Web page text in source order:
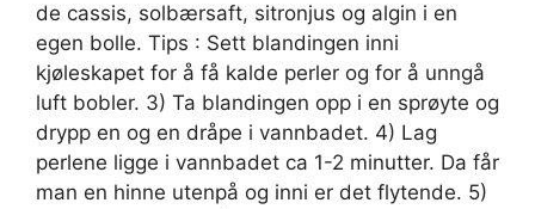
de cassis, solbærsaft, sitronjus og algin i en
egen bolle. Tips : Sett blandingen inni
kjøleskapet for å få kalde perler og for å unngå
luft bobler. 3) Ta blandingen opp i en sprøyte og
drypp en og en dråpe i vannbadet. 4) Lag
perlene ligge i vannbadet ca 1-2 minutter. Da får
man en hinne utenpå og inni er det flytende. 5)